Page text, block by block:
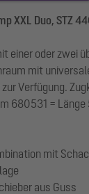
XXL Duo, STZ
einer oder zwei
mit
Verfügung.
680531 = Länge
mit
aus Guss